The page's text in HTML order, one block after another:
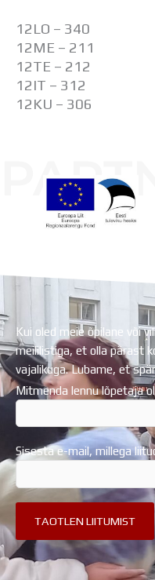
Vilistlastele
Toitlustamine
Virtuaaltuur
Õpilasesindus
12LO – 340
12ME – 211
12TE – 212
12IT – 312
12KU – 306
Kui oled meie õpilane või
meililistiga, et olla pärast
vajalikuga. Lubame, et
Mitmenda lennu lõpetaja
Sisesta e-mail, millega